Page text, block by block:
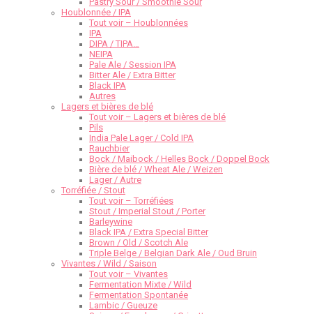
Houblonnée / IPA
Tout voir – Houblonnées
IPA
DIPA / TIPA…
NEIPA
Pale Ale / Session IPA
Bitter Ale / Extra Bitter
Black IPA
Autres
Lagers et bières de blé
Tout voir – Lagers et bières de blé
Pils
India Pale Lager / Cold IPA
Rauchbier
Bock / Maibock / Helles Bock / Doppel Bock
Bière de blé / Wheat Ale / Weizen
Lager / Autre
Torréfiée / Stout
Tout voir – Torréfiées
Stout / Imperial Stout / Porter
Barleywine
Black IPA / Extra Special Bitter
Brown / Old / Scotch Ale
Triple Belge / Belgian Dark Ale / Oud Bruin
Vivantes / Wild / Saison
Tout voir – Vivantes
Fermentation Mixte / Wild
Fermentation Spontanée
Lambic / Gueuze